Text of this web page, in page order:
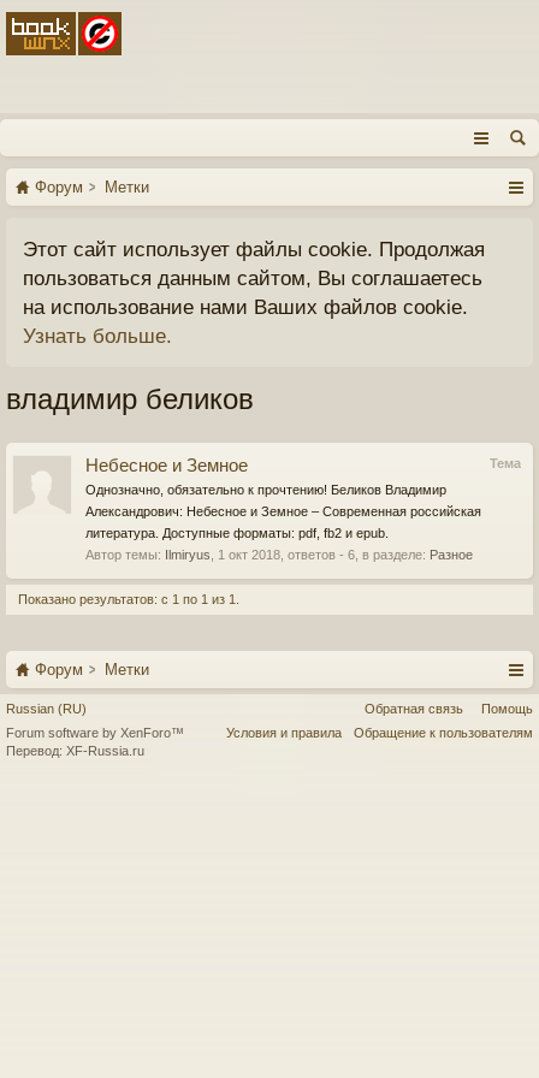
Форум Метки
Этот сайт использует файлы cookie. Продолжая
пользоваться данным сайтом, Вы соглашаетесь
на использование нами Ваших файлов cookie.
Узнать больше.
владимир беликов
Тема
Небесное и Земное
Однозначно, обязательно к прочтению! Беликов Владимир
Александрович: Небесное и Земное – Современная российская
литература. Доступные форматы: pdf, fb2 и epub.
Автор темы: Ilmiryus 1 окт 2018 , ответов - 6, в разделе: Разное
Показано результатов: с 1 по 1 из 1.
Форум Метки
Russian (RU) Обратная связь
Помощь
Условия и правила
Обращение к пользователям
Forum software by XenForo™
Перевод: XF-Russia.ru